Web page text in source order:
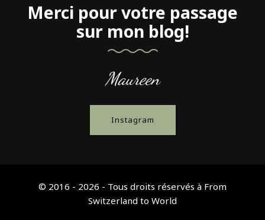
Merci pour votre passage
sur mon blog!
Maureen
Instagram
© 2016 - 2026 - Tous droits réservés à From
Switzerland to World